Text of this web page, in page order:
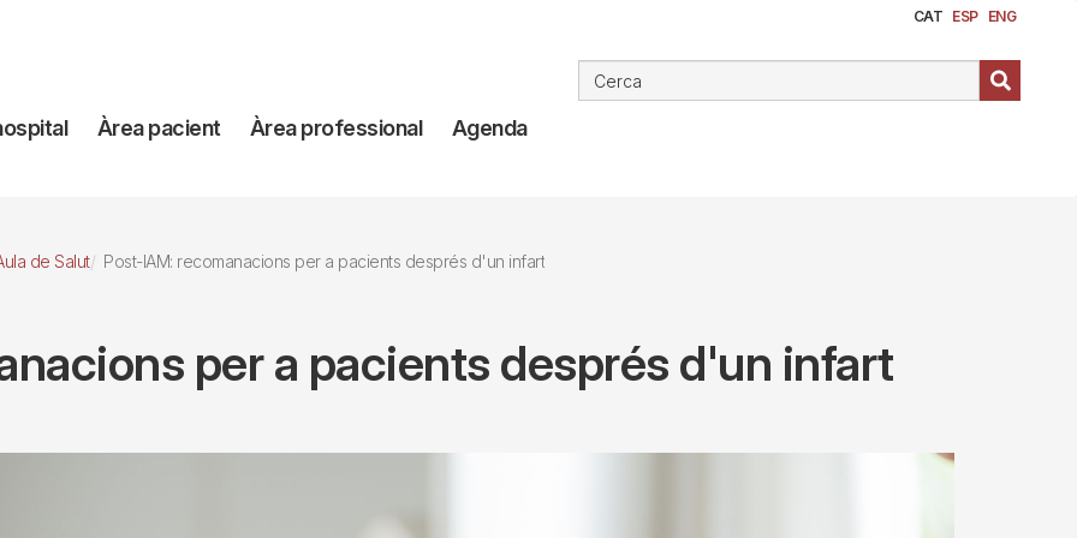
CAT ESP ENG
Àrea pacient Àrea professional Agenda
de Salut Post-IAM: recomanacions per a pacients després d'un infart
per a pacients després d'un infart